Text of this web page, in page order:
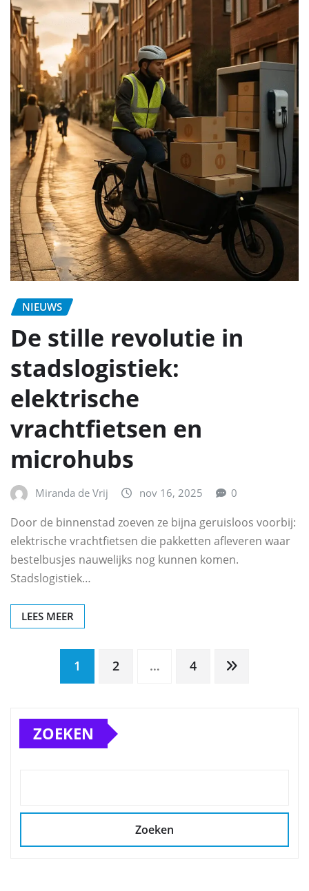
NIEUWS
De stille revolutie in
stadslogistiek:
elektrische
vrachtfietsen en
microhubs
Miranda de Vrij nov 16, 2025 0
Door de binnenstad zoeven ze bijna geruisloos voorbij:
elektrische vrachtfietsen die pakketten afleveren waar
bestelbusjes nauwelijks nog kunnen komen.
Stadslogistiek…
LEES MEER
Berichten
paginering
1 2 … 4
ZOEKEN
Zoeken